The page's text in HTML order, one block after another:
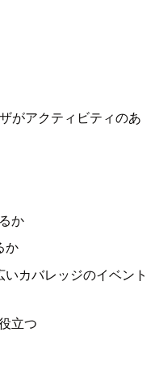
がアクティビティのあ
か
か
カバレッジのイベント
立つ